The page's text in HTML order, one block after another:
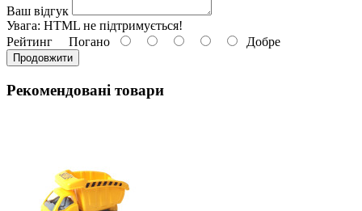
Ваш відгук
Увага: HTML не підтримується!
Рейтинг Погано Добре
Продовжити
Рекомендовані товари